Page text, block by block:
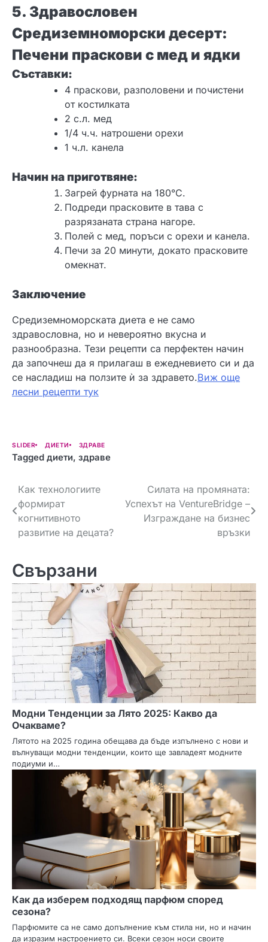
5. Здравословен
Средиземноморски десерт:
Печени праскови с мед и ядки
Съставки:
4 праскови, разполовени и почистени
от костилката
2 с.л. мед
1/4 ч.ч. натрошени орехи
1 ч.л. канела
Начин на приготвяне:
Загрей фурната на 180°C.
Подреди прасковите в тава с
разрязаната страна нагоре.
Полей с мед, поръси с орехи и канела.
Печи за 20 минути, докато прасковите
омекнат.
Заключение
Средиземноморската диета е не само
здравословна, но и невероятно вкусна и
разнообразна. Тези рецепти са перфектен начин
да започнеш да я прилагаш в ежедневието си и да
се насладиш на ползите ѝ за здравето.Виж още
лесни рецепти тук
SLIDER ДИЕТИ ЗДРАВЕ
Tagged диети, здраве
Навигация
Как технологиите
формират
когнитивното
развитие на децата?
Силата на промяната:
Успехът на VentureBridge –
Изграждане на бизнес
връзки
Свързани
Модни Тенденции за Лято 2025: Какво да
Очакваме?
Лятото на 2025 година обещава да бъде изпълнено с нови и
вълнуващи модни тенденции, които ще завладеят модните
подиуми и…
Как да изберем подходящ парфюм според
сезона?
Парфюмите са не само допълнение към стила ни, но и начин
да изразим настроението си. Всеки сезон носи своите